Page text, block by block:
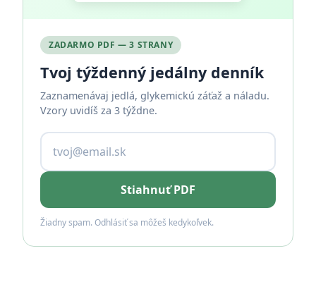
ZADARMO PDF — 3 STRANY
Tvoj týždenný jedálny denník
Zaznamenávaj jedlá, glykemickú záťaž a náladu.
Vzory uvidíš za 3 týždne.
Stiahnuť PDF
Žiadny spam. Odhlásiť sa môžeš kedykoľvek.